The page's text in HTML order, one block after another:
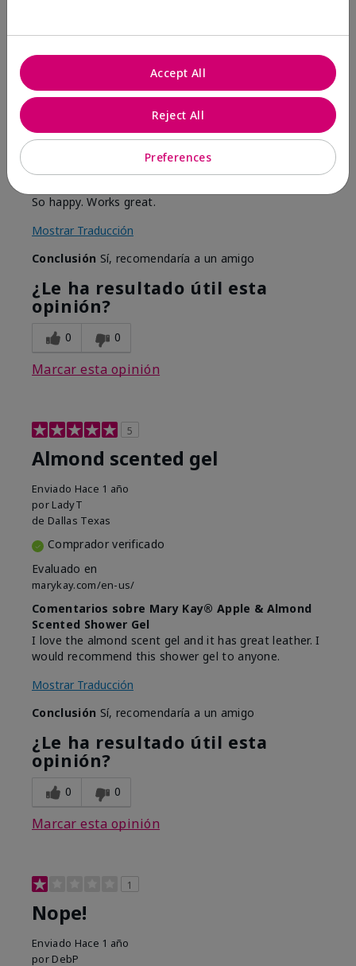
Evaluado en
Comentarios sobre Mary Kay® Apple & Almond
So happy. Works great.
Mostrar Traducción
Conclusión Sí, recomendaría a un amigo
¿Le ha resultado útil esta
opinión?
0 0
Marcar esta opinión
5
Almond scented gel
Enviado Hace 1 año
por LadyT
de Dallas Texas
Comprador verificado
Evaluado en
marykay.com/en-us/
Comentarios sobre Mary Kay® Apple & Almond
Scented Shower Gel
I love the almond scent gel and it has great leather. I
would recommend this shower gel to anyone.
Mostrar Traducción
Conclusión Sí, recomendaría a un amigo
¿Le ha resultado útil esta
opinión?
0 0
Marcar esta opinión
1
Nope!
Enviado Hace 1 año
por DebP
Preferences
Reject All
Accept All